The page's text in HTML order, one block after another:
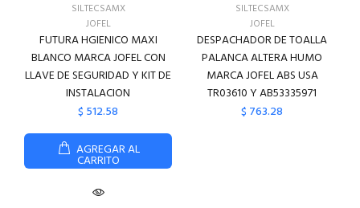
SILTECSAMX
JOFEL
FUTURA HGIENICO MAXI
BLANCO MARCA JOFEL CON
LLAVE DE SEGURIDAD Y KIT DE
INSTALACION
$ 512.58
AGREGAR AL
CARRITO
SILTECSAMX
JOFEL
DESPACHADOR DE TOALLA
PALANCA ALTERA HUMO
MARCA JOFEL ABS USA
TR03610 Y AB53335971
$ 763.28